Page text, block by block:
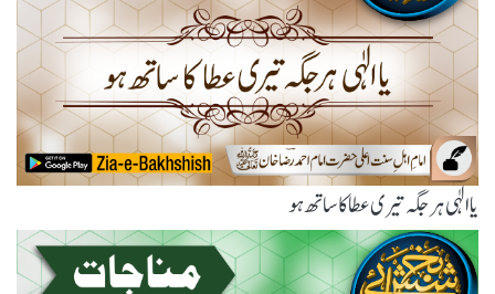
یاالٰہی ہر جگہ تیری عطا کا ساتھ ہو